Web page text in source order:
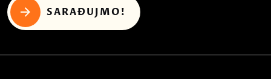
SARAĐUJMO!